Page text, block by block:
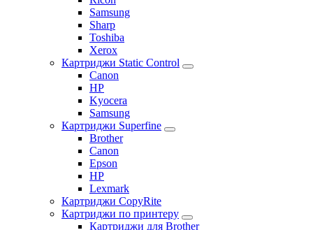
Samsung
Sharp
Toshiba
Xerox
Картриджи Static Control
Canon
HP
Kyocera
Samsung
Картриджи Superfine
Brother
Canon
Epson
HP
Lexmark
Картриджи CopyRite
Картриджи по принтеру
Картриджи для Brother